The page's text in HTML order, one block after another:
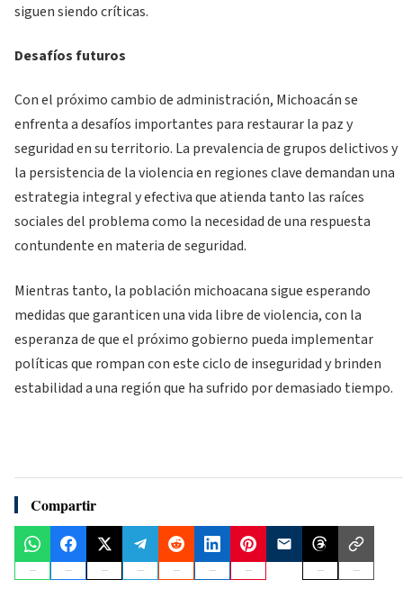
siguen siendo críticas.
Desafíos futuros
Con el próximo cambio de administración, Michoacán se
enfrenta a desafíos importantes para restaurar la paz y
seguridad en su territorio. La prevalencia de grupos delictivos y
la persistencia de la violencia en regiones clave demandan una
estrategia integral y efectiva que atienda tanto las raíces
sociales del problema como la necesidad de una respuesta
contundente en materia de seguridad.
Mientras tanto, la población michoacana sigue esperando
medidas que garanticen una vida libre de violencia, con la
esperanza de que el próximo gobierno pueda implementar
políticas que rompan con este ciclo de inseguridad y brinden
estabilidad a una región que ha sufrido por demasiado tiempo.
Compartir